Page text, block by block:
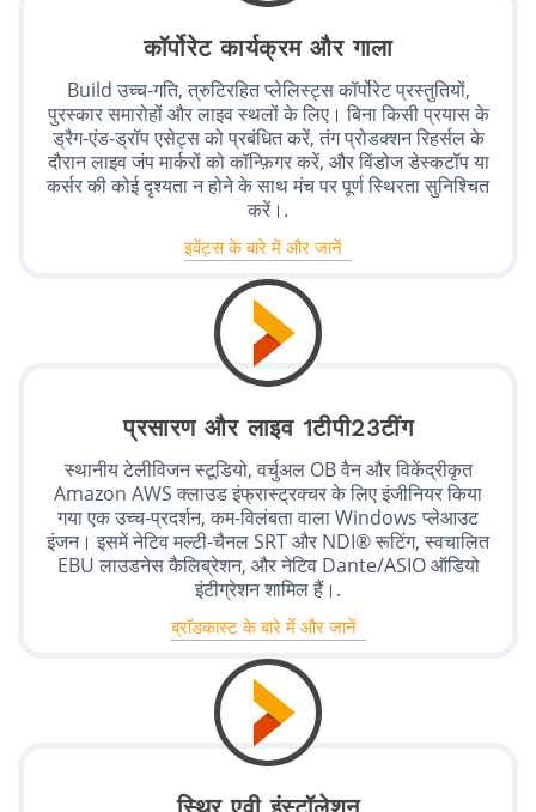
कॉर्पोरेट कार्यक्रम और गाला
Build उच्च-गति, त्रुटिरहित प्लेलिस्ट्स कॉर्पोरेट प्रस्तुतियों,
पुरस्कार समारोहों और लाइव स्थलों के लिए। बिना किसी प्रयास के
ड्रैग-एंड-ड्रॉप एसेट्स को प्रबंधित करें, तंग प्रोडक्शन रिहर्सल के
दौरान लाइव जंप मार्करों को कॉन्फ़िगर करें, और विंडोज डेस्कटॉप या
कर्सर की कोई दृश्यता न होने के साथ मंच पर पूर्ण स्थिरता सुनिश्चित
करें।.
इवेंट्स के बारे में और जानें
प्रसारण और लाइव 1टीपी23टींग
स्थानीय टेलीविजन स्टूडियो, वर्चुअल OB वैन और विकेंद्रीकृत
Amazon AWS क्लाउड इंफ्रास्ट्रक्चर के लिए इंजीनियर किया
गया एक उच्च-प्रदर्शन, कम-विलंबता वाला Windows प्लेआउट
इंजन। इसमें नेटिव मल्टी-चैनल SRT और NDI® रूटिंग, स्वचालित
EBU लाउडनेस कैलिब्रेशन, और नेटिव Dante/ASIO ऑडियो
इंटीग्रेशन शामिल हैं।.
ब्रॉडकास्ट के बारे में और जानें